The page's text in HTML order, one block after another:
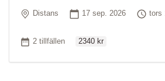
Plats
Distans Startdatum
17 sep. 2026 Tid
tors
Antal tillfällen
2 tillfällen 2340 kr